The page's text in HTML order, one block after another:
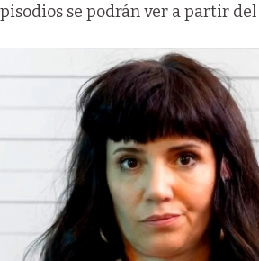
se podrán ver a partir